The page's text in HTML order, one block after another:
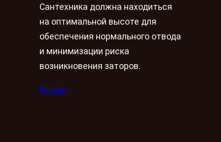
Сантехника должна находиться
на оптимальной высоте для
обеспечения нормального отвода
и минимизации риска
возникновения заторов.
Ванная